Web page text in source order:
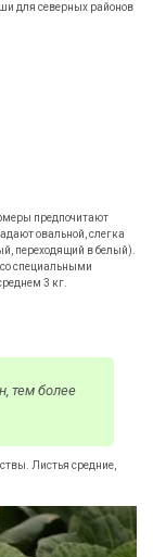
для северных районов
предпочитают
овальной, слегка
переходящий в белый).
специальными
3 кг.
тем более
Листья средние,